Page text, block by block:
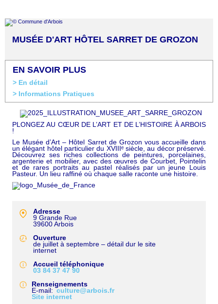
MUSÉE D'ART HÔTEL SARRET DE GROZON
EN SAVOIR PLUS
> En détail
> Informations Pratiques
PLONGEZ AU CŒUR DE L’ART ET DE L’HISTOIRE À ARBOIS
!
Le Musée d’Art – Hôtel Sarret de Grozon vous accueille dans
un élégant hôtel particulier du XVIIIᵉ siècle, au décor préservé.
Découvrez ses riches collections de peintures, porcelaines,
argenterie et mobilier, avec des œuvres de Courbet, Pointelin
et de rares portraits au pastel réalisés par un jeune Louis
Pasteur. Un lieu raffiné où chaque salle raconte une histoire.
Adresse
9 Grande Rue
39600Arbois
Ouverture
de juillet à septembre – détail dur le site
internet
Accueil téléphonique
03 84 37 47 90
Renseignements
E-mail
culture@arbois.fr
Site internet